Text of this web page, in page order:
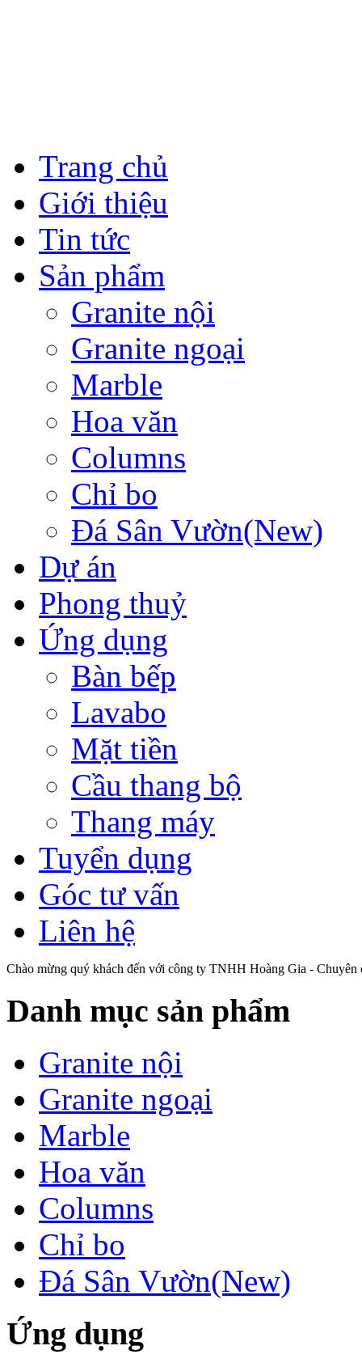
Trang chủ
Giới thiệu
Tin tức
Sản phẩm
Granite nội
Granite ngoại
Marble
Hoa văn
Columns
Chỉ bo
Đá Sân Vườn(New)
Dự án
Phong thuỷ
Ứng dụng
Bàn bếp
Lavabo
Mặt tiền
Cầu thang bộ
Thang máy
Tuyển dụng
Góc tư vấn
Liên hệ
Chào mừng quý khách đến với công ty TNHH Hoàng Gia -
Danh mục sản phẩm
Granite nội
Granite ngoại
Marble
Hoa văn
Columns
Chỉ bo
Đá Sân Vườn(New)
Ứng dụng